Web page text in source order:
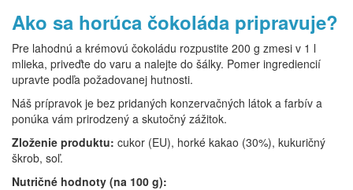
Ako sa horúca čokoláda pripravuje?
Pre lahodnú a krémovú čokoládu rozpustite 200 g zmesi v 1 l
mlieka, priveďte do varu a nalejte do šálky. Pomer ingrediencií
upravte podľa požadovanej hutnosti.
Náš prípravok je bez pridaných konzervačných látok a farbív a
ponúka vám prirodzený a skutočný zážitok.
Zloženie produktu: cukor (EU), horké kakao (30%), kukuričný
škrob, soľ.
Nutričné ​​hodnoty (na 100 g):